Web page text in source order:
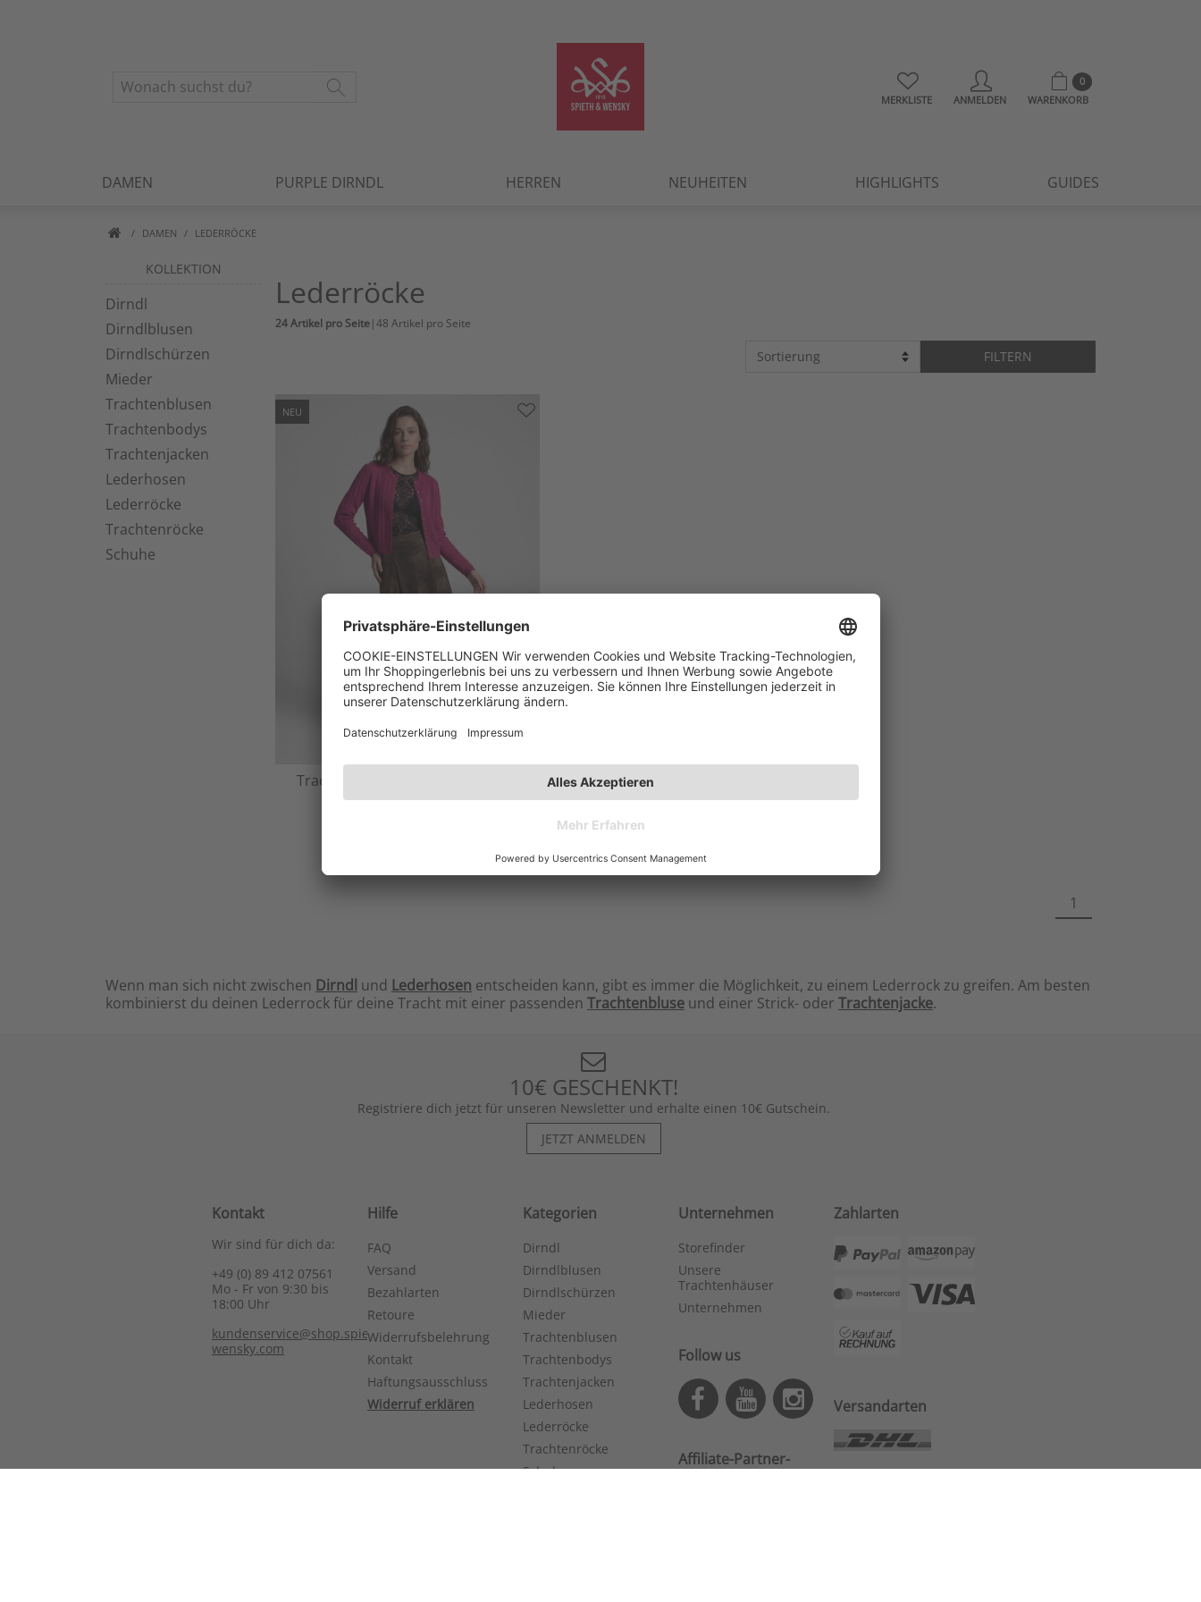
MERKLISTE ANMELDEN
0
WARENKORB
DAMEN PURPLE DIRNDL HERREN NEUHEITEN HIGHLIGHTS GUIDES
DAMEN LEDERRÖCKE
KOLLEKTION
Dirndl
Dirndlblusen
Dirndlschürzen
Mieder
Trachtenblusen
Trachtenbodys
Trachtenjacken
Lederhosen
Lederröcke
Trachtenröcke
Schuhe
Lederröcke
24 Artikel pro Seite|48 Artikel pro Seite
FILTERN
NEU
Trachtenrock "Gwendolin" 55 cm
279,00 €
1
Wenn man sich nicht zwischen Dirndl und Lederhosen entscheiden kann, gibt es immer die Möglichkeit, zu einem Lederrock zu greifen. Am besten
kombinierst du deinen Lederrock für deine Tracht mit einer passenden Trachtenbluse und einer Strick- oder Trachtenjacke.
10€ GESCHENKT!
Registriere dich jetzt für unseren Newsletter und erhalte einen 10€ Gutschein.
JETZT ANMELDEN
Hilfe
FAQ
Versand
Bezahlarten
Retoure
Widerrufsbelehrung
Kontakt
Haftungsausschluss
Widerruf erklären
Kontakt
Wir sind für dich da:
+49 (0) 89 412 07561
Mo - Fr von 9:30 bis
18:00 Uhr
kundenservice@shop.spieth-
wensky.com
Kategorien
Dirndl
Dirndlblusen
Dirndlschürzen
Mieder
Trachtenblusen
Trachtenbodys
Trachtenjacken
Lederhosen
Lederröcke
Trachtenröcke
Schuhe
Unternehmen
Storefinder
Unsere
Trachtenhäuser
Unternehmen
Follow us
Affiliate-Partner­
Zahlarten
Versandarten